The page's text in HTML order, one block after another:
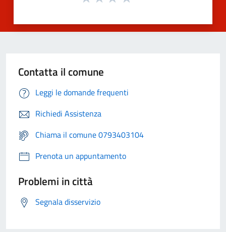
Contatta il comune
Leggi le domande frequenti
Richiedi Assistenza
Chiama il comune 0793403104
Prenota un appuntamento
Problemi in città
Segnala disservizio